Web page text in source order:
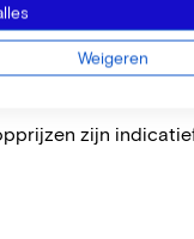
de leaseprijs
zijn
Weigeren